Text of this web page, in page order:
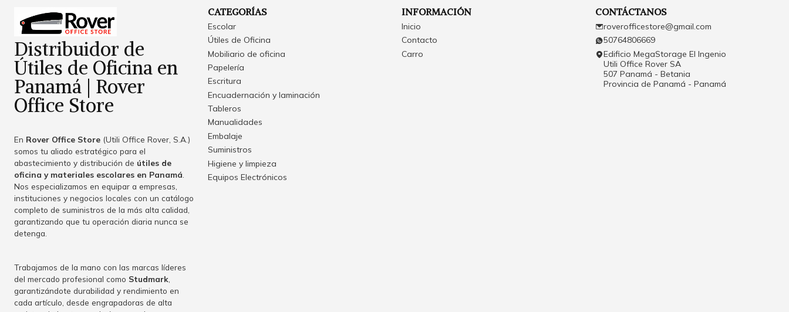
Distribuidor de
Útiles de Oficina en
Panamá | Rover
Office Store
En Rover Office Store (Utili Office Rover, S.A.)
somos tu aliado estratégico para el
abastecimiento y distribución de útiles de
oficina y materiales escolares en Panamá
Nos especializamos en equipar a empresas,
instituciones y negocios locales con un catálogo
completo de suministros de la más alta calidad,
garantizando que tu operación diaria nunca se
detenga.
Trabajamos de la mano con las marcas líderes
del mercado profesional como Studmark
garantizándote durabilidad y rendimiento en
cada artículo, desde engrapadoras de alta
CATEGORÍAS
Escolar
Útiles de Oficina
Mobiliario de oficina
Papelería
Escritura
Encuadernación y laminación
Tableros
Manualidades
Embalaje
Suministros
Higiene y limpieza
Equipos Electrónicos
INFORMACIÓN
Inicio
Contacto
Carro
CONTÁCTANOS
roverofficestore@gmail.com
50764806669
Edificio MegaStorage El Ingenio
Utili Office Rover SA
507 Panamá - Betania
Provincia de Panamá - Panamá